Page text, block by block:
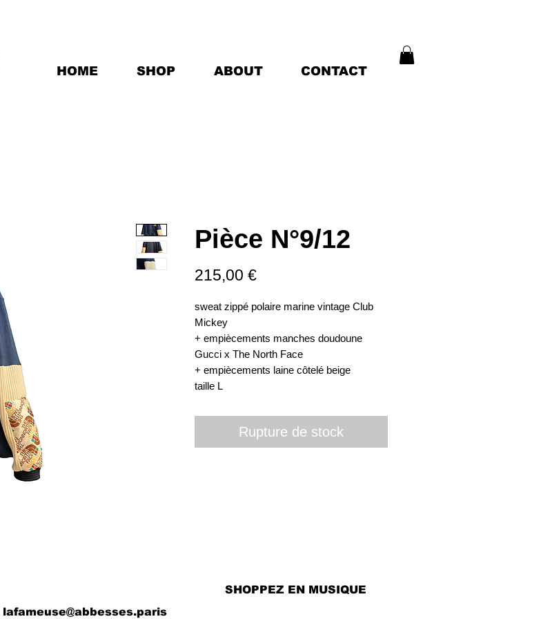
HOME SHOP ABOUT CONTACT
Pièce N°9/12
215,00 €Prix
sweat zippé polaire marine vintage Club
Mickey
+ empiècements manches doudoune
Gucci x The North Face
+ empiècements laine côtelé beige
taille L
Rupture de stock
SHOPPEZ EN MUSIQUE
lafameuse@abbesses.paris